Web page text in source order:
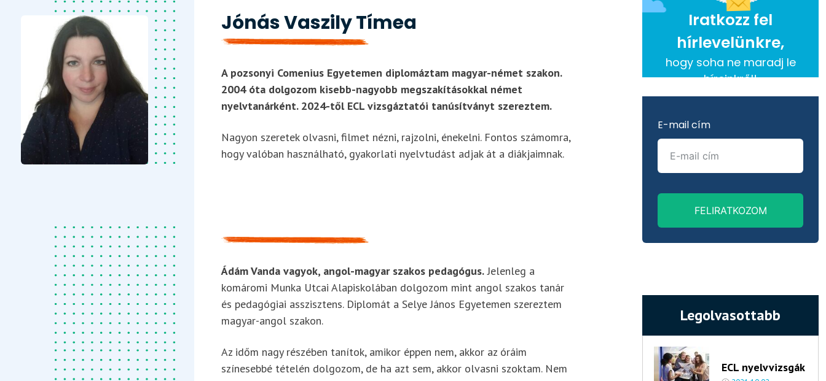
Jónás Vaszily Tímea
A pozsonyi Comenius Egyetemen diplomáztam magyar-német szakon.
2004 óta dolgozom kisebb-nagyobb megszakításokkal német
nyelvtanárként. 2024-től ECL vizsgáztatói tanúsítványt szereztem.
Nagyon szeretek olvasni, filmet nézni, rajzolni, énekelni. Fontos számomra,
hogy valóban használható, gyakorlati nyelvtudást adjak át a diákjaimnak.
Ádám Vanda vagyok, angol-magyar szakos pedagógus.Jelenleg a
komáromi Munka Utcai Alapiskolában dolgozom mint angol szakos tanár
és pedagógiai asszisztens. Diplomát a Selye János Egyetemen szereztem
magyar-angol szakon.
Az időm nagy részében tanítok, amikor éppen nem, akkor az óráim
színesebbé tételén dolgozom, de ha azt sem, akkor olvasni szoktam. Nem
Iratkozz fel
hírlevelünkre,
hogy soha ne maradj le
híreinkről!
E-mail cím
FELIRATKOZOM
Legolvasottabb
ECL nyelvvizsgák